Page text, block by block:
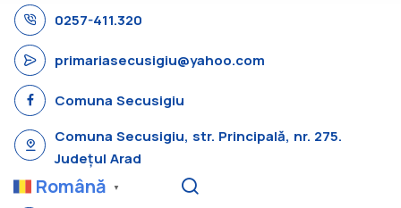
0257-411.320
primariasecusigiu@yahoo.com
Comuna Secusigiu
Comuna Secusigiu, str. Principală, nr. 275.
Județul Arad
Română ▼